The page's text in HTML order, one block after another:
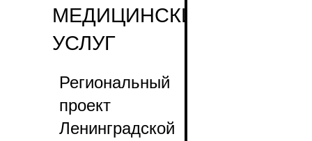
МЕДИЦИНСКИХ
УСЛУГ
Региональный
проект
Ленинградской